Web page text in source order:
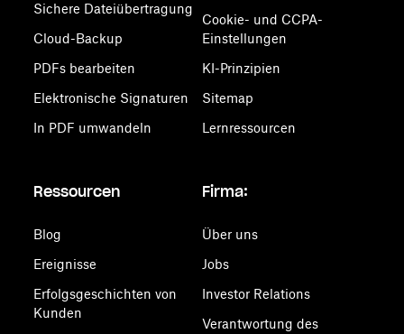
Sichere Dateiübertragung
Cloud-Backup
PDFs bearbeiten
Elektronische Signaturen
In PDF umwandeln
Cookie- und CCPA-
Einstellungen
KI-Prinzipien
Sitemap
Lernressourcen
Ressourcen
Blog
Ereignisse
Erfolgsgeschichten von
Kunden
Firma:
Über uns
Jobs
Investor Relations
Verantwortung des